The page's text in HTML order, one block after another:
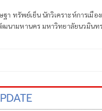
าจบริหารอยู่ที่รัฐบาล
ฐา ทรัพย์เย็น นักวิเคราะห์การเมือ
นามหานคร มหาวิทยาลัยนวมินท